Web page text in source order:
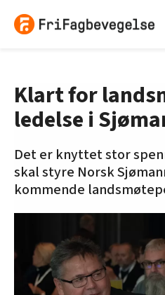
Klart for
ledelse i
Det er knyttet stor
skal styre Norsk
kommende